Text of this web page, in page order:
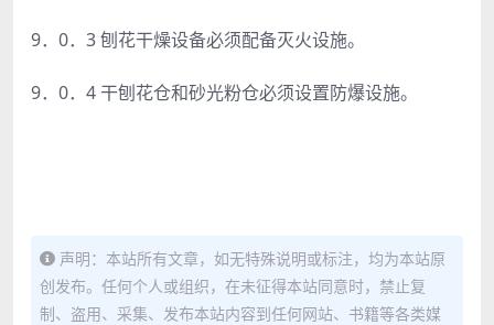
9．0．3 刨花干燥设备必须配备灭火设施。
9．0．4 干刨花仓和砂光粉仓必须设置防爆设施。
声明：本站所有文章，如无特殊说明或标注，均为本站原
创发布。任何个人或组织，在未征得本站同意时，禁止复
制、盗用、采集、发布本站内容到任何网站、书籍等各类媒